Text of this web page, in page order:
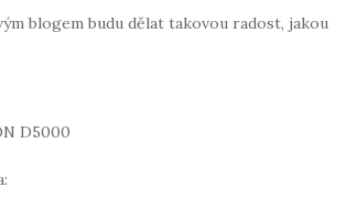
blogem budu dělat takovou radost, jakou
D5000